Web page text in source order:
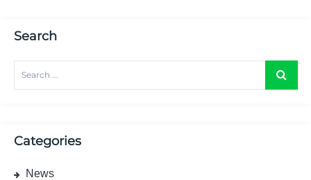
Search
Categories
News